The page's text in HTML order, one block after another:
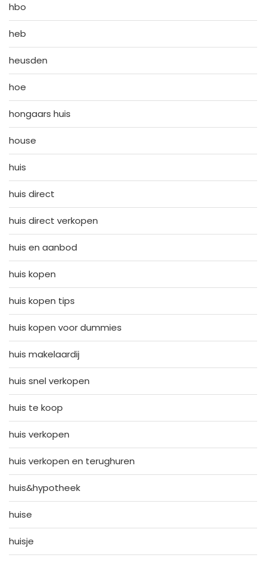
hbo
heb
heusden
hoe
hongaars huis
house
huis
huis direct
huis direct verkopen
huis en aanbod
huis kopen
huis kopen tips
huis kopen voor dummies
huis makelaardij
huis snel verkopen
huis te koop
huis verkopen
huis verkopen en terughuren
huis&hypotheek
huise
huisje